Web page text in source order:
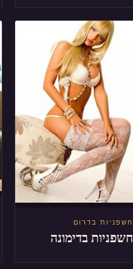
חשפניות בדרום
חשפניות בדימונה